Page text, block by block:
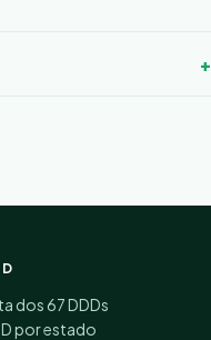
dos 67 DDDs
por estado